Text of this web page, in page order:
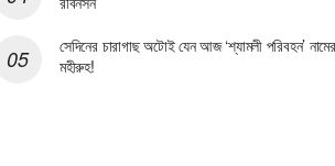
সেদিনের চারাগাছ অটোই যেন আজ ‘শ্যামলী পরিবহন’ নামের
মহীরুহ!